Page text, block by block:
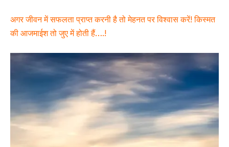
अगर जीवन में सफलता प्राप्त करनी है तो मेहनत पर विश्वास करें! किस्मत
की आजमाईश तो जुए में होती हैं….!